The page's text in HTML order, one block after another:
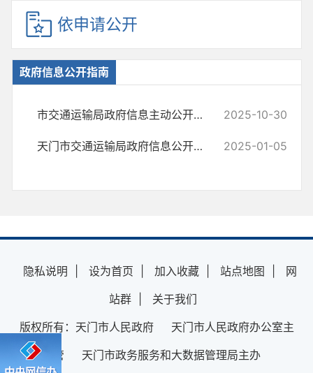
依申请公开
政府信息公开指南
市交通运输局政府信息主动公开基本目录 2025-10-30
天门市交通运输局政府信息公开指南(2025年本) 2025-01-05
隐私说明 设为首页 加入收藏 站点地图
网
站群
关于我们
版权所有：天门市人民政府 天门市人民政府办公室主
管 天门市政务服务和大数据管理局主办